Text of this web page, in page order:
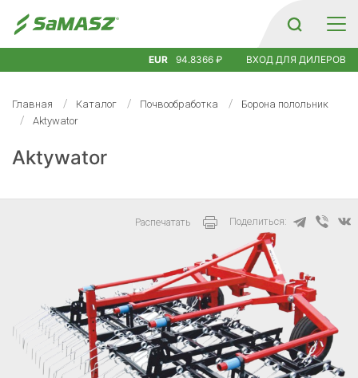
EUR 94.8366 ₽ ВХОД ДЛЯ ДИЛЕРОВ
Главная Каталог Почвообработка
Борона полольник
Aktywator
Aktywator
Распечатать Поделиться: